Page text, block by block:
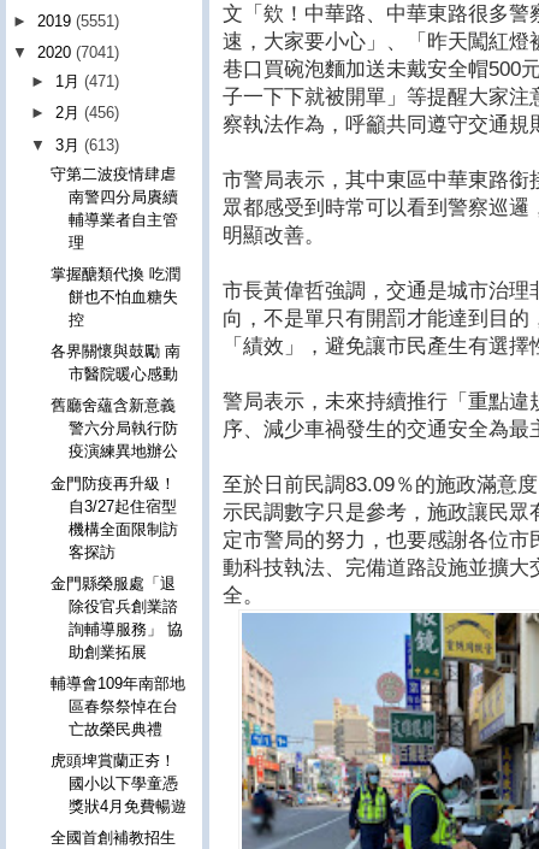
文「欸！中華路、中華東路很多
速，大家要小心」、「昨天闖紅
巷口買碗泡麵加送未戴安全帽500
子一下下就被開單」等提醒大家
察執法作為，呼籲共同遵守交通規
市警局表示，其中東區中華東路
眾都感受到時常可以看到警察巡
明顯改善。
市長黃偉哲強調，交通是城市治
向，不是單只有開罰才能達到目
「績效」，避免讓市民產生有選
警局表示，未來持續推行「重點
序、減少車禍發生的交通安全為最
至於日前民調83.09％的施政滿意
示民調數字只是參考，施政讓民
定市警局的努力，也要感謝各位
動科技執法、完備道路設施並擴
全。
► 2019 (5551)
▼ 2020 (7041)
► 1月(471)
►2月(456)
▼3月(613)
守第二波疫情肆虐
南警四分局賡續
輔導業者自主管
理
掌握醣類代換 吃潤
餅也不怕血糖失
控
各界關懷與鼓勵 南
市醫院暖心感動
舊廳舍蘊含新意義
警六分局執行防
疫演練異地辦公
金門防疫再升級！
自3/27起住宿型
機構全面限制訪
客探訪
金門縣榮服處「退
除役官兵創業諮
詢輔導服務」 協
助創業拓展
輔導會109年南部地
區春祭祭悼在台
亡故榮民典禮
虎頭埤賞蘭正夯！
國小以下學童憑
獎狀4月免費暢遊
全國首創補教招生